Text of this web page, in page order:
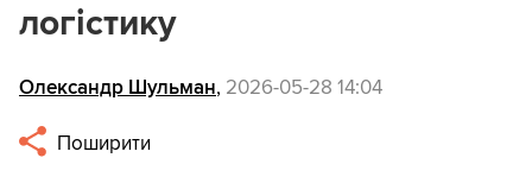
логістику
Олександр Шульман, 2026-05-28 14:04
Поширити